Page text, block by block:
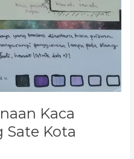
Kaca
Sate Kota